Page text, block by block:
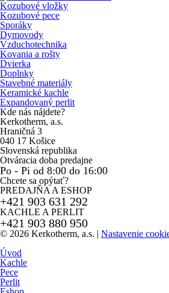
Kozubové vložky
Kozubové pece
Sporáky
Dymovody
Vzduchotechnika
Kovania a rošty
Dvierka
Doplnky
Stavebné materiály
Keramické kachle
Expandovaný perlit
Kde nás nájdete?
Kerkotherm, a.s.
Hraničná 3
040 17 Košice
Slovenská republika
Otváracia doba predajne
Po - Pi od 8:00 do 16:00
Chcete sa opýtať?
PREDAJŇA A ESHOP
+421 903 631 292
KACHLE A PERLIT
+421 903 880 950
© 2026 Kerkotherm, a.s. | Nastavenie
Úvod
Kachle
Pece
Perlit